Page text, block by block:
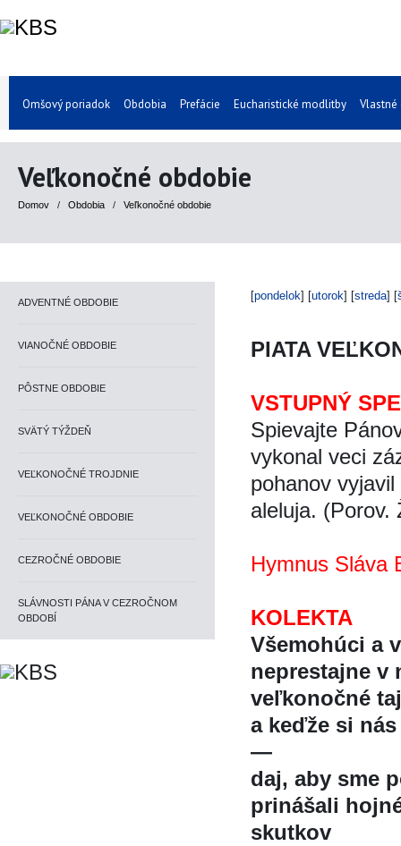
Omšový poriadok Obdobia Prefácie Eucharistické modlitby Vlastné
Veľkonočné obdobie
Domov / Obdobia / Veľkonočné obdobie
ADVENTNÉ OBDOBIE
VIANOČNÉ OBDOBIE
PÔSTNE OBDOBIE
SVÄTÝ TÝŽDEŇ
VEĽKONOČNÉ TROJDNIE
VEĽKONOČNÉ OBDOBIE
CEZROČNÉ OBDOBIE
SLÁVNOSTI PÁNA V CEZROČNOM
OBDOBÍ
[pondelok] [utorok] [streda] [
PIATA
VSTUPNÝ
Spievajte
vykonal veci
pohanov
aleluja. (Porov.
Hymnus Sláva
KOLEKTA
Všemohúci a
neprestajne v
veľkonočné
a keďže si
—
daj, aby sme
prinášali
skutkov